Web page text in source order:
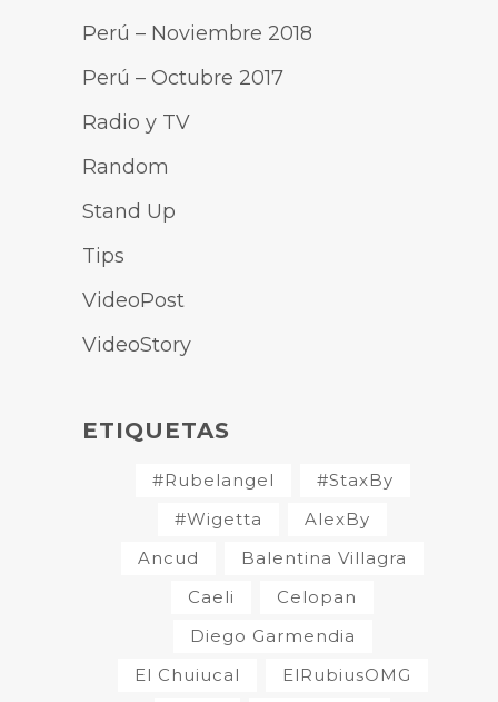
Perú – Noviembre 2018
Perú – Octubre 2017
Radio y TV
Random
Stand Up
Tips
VideoPost
VideoStory
ETIQUETAS
#Rubelangel
#StaxBy
#Wigetta
AlexBy
Ancud
Balentina Villagra
Caeli
Celopan
Diego Garmendia
El Chuiucal
ElRubiusOMG